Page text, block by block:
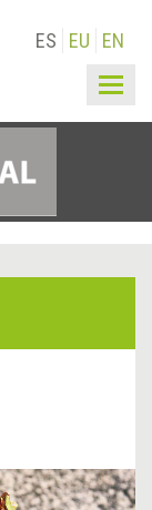
ES EU EN